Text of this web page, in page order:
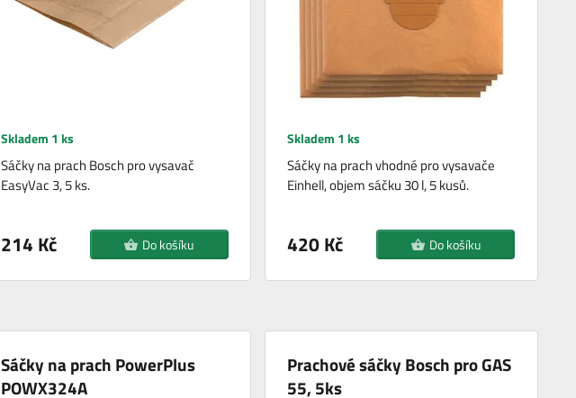
Skladem 1 ks
Sáčky na prach Bosch pro vysavač
EasyVac 3, 5 ks.
214 Kč Do košíku
Skladem 1 ks
Sáčky na prach vhodné pro vysavače
Einhell, objem sáčku 30 l, 5 kusů.
420 Kč Do košíku
Sáčky na prach PowerPlus
POWX324A
Prachové sáčky Bosch pro GAS
55, 5ks